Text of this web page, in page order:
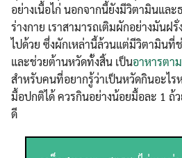
อย่างเนื้อไก่ นอกจากนี้ยังมีวิตามินและ
ร่างกาย เราสามารถเติมผักอย่างมันฝ
ไปด้วย ซึ่งผักเหล่านี้ล้วนแต่มีวิตามินที่ช่
และช่วยต้านหวัดทั้งสิ้น เป็นอาหารตา
สำหรับคนที่อยากรู้ว่าเป็นหวัดกินอะไร
มื้อปกติได้ ควรกินอย่างน้อยมื้อละ 1 ถ้
ดี